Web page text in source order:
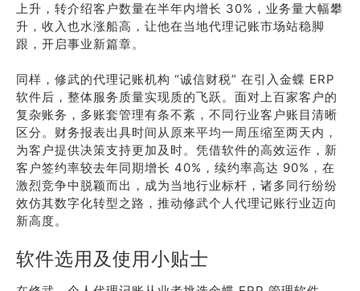
上升，转介绍客户数量在半年内增长 30%，业务量大幅攀
升，收入也水涨船高，让他在当地代理记账市场站稳脚
跟，开启事业新篇章。
同样，修武的代理记账机构 “诚信财税” 在引入金蝶 ERP
软件后，整体服务质量实现质的飞跃。面对上百家客户的
复杂账务，多账套管理有条不紊，不同行业客户账目清晰
区分。财务报表出具时间从原来平均一周压缩至两天内，
为客户提供决策支持更加及时。凭借软件的高效运作，新
客户签约率较去年同期增长 40%，续约率高达 90%，在
激烈竞争中脱颖而出，成为当地行业标杆，诸多同行纷纷
效仿其数字化转型之路，推动修武个人代理记账行业迈向
新高度。
软件选用及使用小贴士